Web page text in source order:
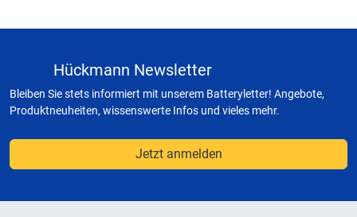
Hückmann Newsletter
Bleiben Sie stets informiert mit unserem Batteryletter! Angebote,
Produktneuheiten, wissenswerte Infos und vieles mehr.
Jetzt anmelden